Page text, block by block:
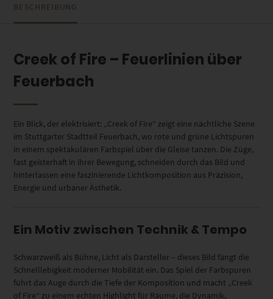
BESCHREIBUNG
Creek of Fire – Feuerlinien über
Feuerbach
Ein Blick, der elektrisiert: „Creek of Fire“ zeigt eine nächtliche Szene
im Stuttgarter Stadtteil Feuerbach, wo rote und grüne Lichtspuren
in einem spektakulären Farbspiel über die Gleise tanzen. Die Züge,
fast geisterhaft in ihrer Bewegung, schneiden durch das Bild und
hinterlassen eine faszinierende Lichtkomposition aus Präzision,
Energie und urbaner Ästhetik.
Ein Motiv zwischen Technik & Tempo
Schwarzweiß als Bühne, Licht als Darsteller – dieses Bild fängt die
Schnelllebigkeit moderner Mobilität ein. Das Spiel der Farbspuren
führt das Auge durch die Tiefe der Komposition und macht „Creek
of Fire“ zu einem echten Highlight für Räume, die Dynamik,